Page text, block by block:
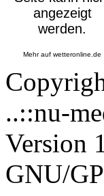
Mehr aufwetteronline.de
..::nu-
Version
GNU/